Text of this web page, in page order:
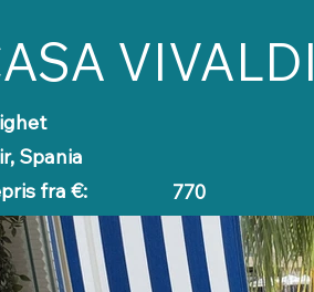
VIVALDI
Spania
fra €:
770